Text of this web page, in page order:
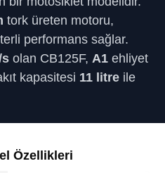
tork üreten motoru,
performans sağlar.
s olan CB125F, A1 ehliyet
kapasitesi 11 litre ile
Özellikleri